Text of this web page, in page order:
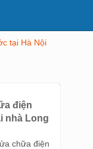
tại Hà Nội
điện
nhà Long
chữa điện